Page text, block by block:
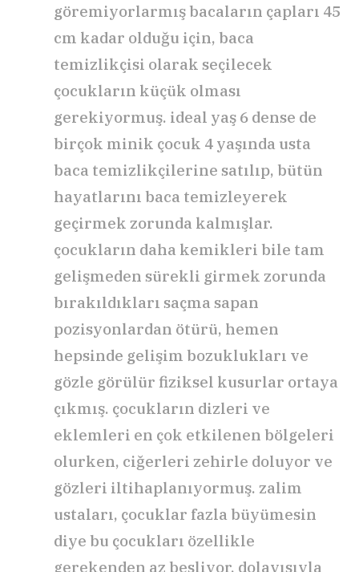
göremiyorlarmış bacaların çapları 45
cm kadar olduğu için, baca
temizlikçisi olarak seçilecek
çocukların küçük olması
gerekiyormuş. ideal yaş 6 dense de
birçok minik çocuk 4 yaşında usta
baca temizlikçilerine satılıp, bütün
hayatlarını baca temizleyerek
geçirmek zorunda kalmışlar.
çocukların daha kemikleri bile tam
gelişmeden sürekli girmek zorunda
bırakıldıkları saçma sapan
pozisyonlardan ötürü, hemen
hepsinde gelişim bozuklukları ve
gözle görülür fiziksel kusurlar ortaya
çıkmış. çocukların dizleri ve
eklemleri en çok etkilenen bölgeleri
olurken, ciğerleri zehirle doluyor ve
gözleri iltihaplanıyormuş. zalim
ustaları, çocuklar fazla büyümesin
diye bu çocukları özellikle
gerekenden az besliyor, dolayısıyla